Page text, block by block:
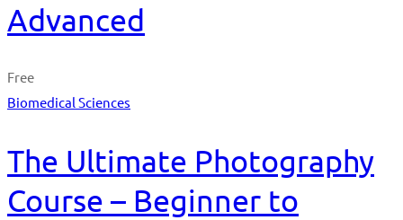
Advanced
Free
Biomedical Sciences
The Ultimate Photography
Course – Beginner to